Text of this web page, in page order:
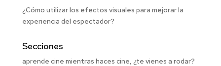
¿Cómo utilizar los efectos visuales para mejorar la
experiencia del espectador?
Secciones
aprende cine mientras haces cine, ¿te vienes a rodar?